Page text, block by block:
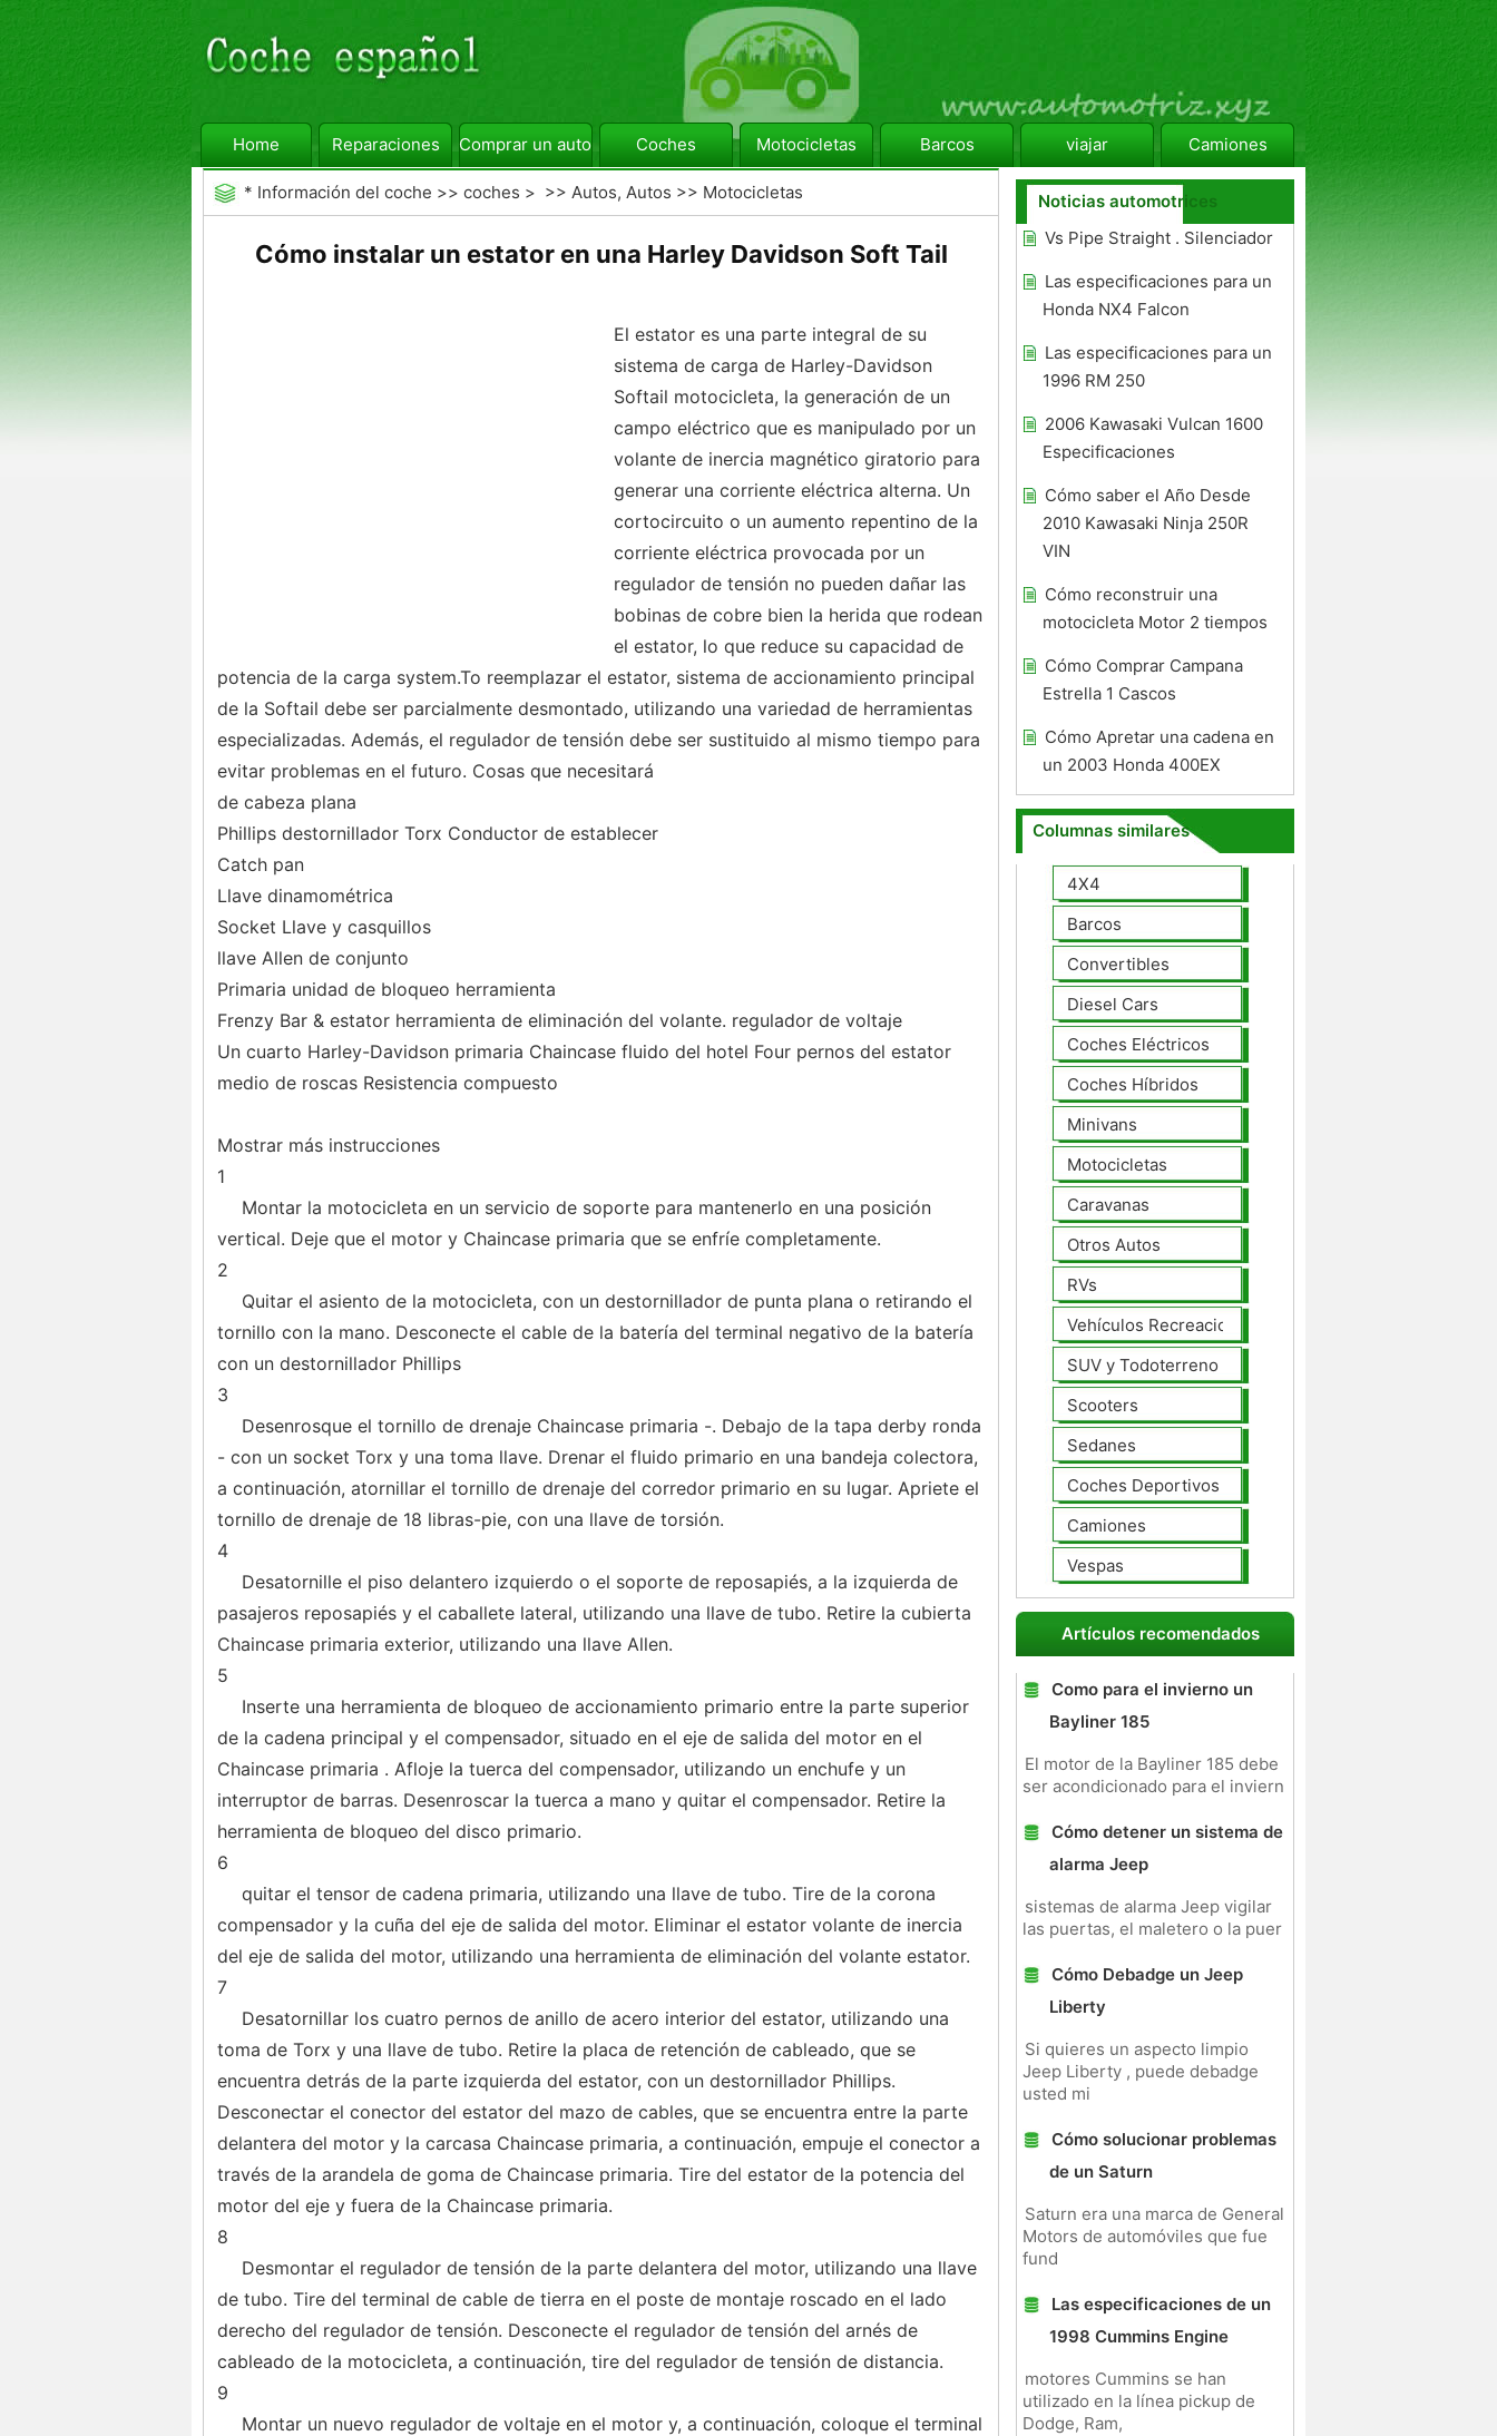
Home Reparaciones Comprar un automóvil Coches Motocicletas Barcos viajar Camiones
* Información del coche >> coches > >> Autos, Autos >> Motocicletas
Cómo instalar un estator en una Harley Davidson Soft Tail
El estator es una parte integral de su
sistema de carga de Harley-Davidson
Softail motocicleta, la generación de un
campo eléctrico que es manipulado por un
volante de inercia magnético giratorio para
generar una corriente eléctrica alterna. Un
cortocircuito o un aumento repentino de la
corriente eléctrica provocada por un
regulador de tensión no pueden dañar las
bobinas de cobre bien la herida que rodean
el estator, lo que reduce su capacidad de
potencia de la carga system.To reemplazar el estator, sistema de accionamiento principal
de la Softail debe ser parcialmente desmontado, utilizando una variedad de herramientas
especializadas. Además, el regulador de tensión debe ser sustituido al mismo tiempo para
evitar problemas en el futuro. Cosas que necesitará
de cabeza plana
Phillips destornillador Torx Conductor de establecer
Catch pan
Llave dinamométrica
Socket Llave y casquillos
llave Allen de conjunto
Primaria unidad de bloqueo herramienta
Frenzy Bar & estator herramienta de eliminación del volante. regulador de voltaje
Un cuarto Harley-Davidson primaria Chaincase fluido del hotel Four pernos del estator
medio de roscas Resistencia compuesto
Mostrar más instrucciones
1
Montar la motocicleta en un servicio de soporte para mantenerlo en una posición
vertical. Deje que el motor y Chaincase primaria que se enfríe completamente.
2
Quitar el asiento de la motocicleta, con un destornillador de punta plana o retirando el
tornillo con la mano. Desconecte el cable de la batería del terminal negativo de la batería
con un destornillador Phillips
3
Desenrosque el tornillo de drenaje Chaincase primaria -. Debajo de la tapa derby ronda
- con un socket Torx y una toma llave. Drenar el fluido primario en una bandeja colectora,
a continuación, atornillar el tornillo de drenaje del corredor primario en su lugar. Apriete el
tornillo de drenaje de 18 libras-pie, con una llave de torsión.
4
Desatornille el piso delantero izquierdo o el soporte de reposapiés, a la izquierda de
pasajeros reposapiés y el caballete lateral, utilizando una llave de tubo. Retire la cubierta
Chaincase primaria exterior, utilizando una llave Allen.
5
Inserte una herramienta de bloqueo de accionamiento primario entre la parte superior
de la cadena principal y el compensador, situado en el eje de salida del motor en el
Chaincase primaria . Afloje la tuerca del compensador, utilizando un enchufe y un
interruptor de barras. Desenroscar la tuerca a mano y quitar el compensador. Retire la
herramienta de bloqueo del disco primario.
6
quitar el tensor de cadena primaria, utilizando una llave de tubo. Tire de la corona
compensador y la cuña del eje de salida del motor. Eliminar el estator volante de inercia
del eje de salida del motor, utilizando una herramienta de eliminación del volante estator.
7
Desatornillar los cuatro pernos de anillo de acero interior del estator, utilizando una
toma de Torx y una llave de tubo. Retire la placa de retención de cableado, que se
encuentra detrás de la parte izquierda del estator, con un destornillador Phillips.
Desconectar el conector del estator del mazo de cables, que se encuentra entre la parte
delantera del motor y la carcasa Chaincase primaria, a continuación, empuje el conector a
través de la arandela de goma de Chaincase primaria. Tire del estator de la potencia del
motor del eje y fuera de la Chaincase primaria.
8
Desmontar el regulador de tensión de la parte delantera del motor, utilizando una llave
de tubo. Tire del terminal de cable de tierra en el poste de montaje roscado en el lado
derecho del regulador de tensión. Desconecte el regulador de tensión del arnés de
cableado de la motocicleta, a continuación, tire del regulador de tensión de distancia.
9
Montar un nuevo regulador de voltaje en el motor y, a continuación, coloque el terminal
Noticias automotrices
Vs Pipe Straight . Silenciador
Las especificaciones para un
Honda NX4 Falcon
Las especificaciones para un
1996 RM 250
2006 Kawasaki Vulcan 1600
Especificaciones
Cómo saber el Año Desde
2010 Kawasaki Ninja 250R
VIN
Cómo reconstruir una
motocicleta Motor 2 tiempos
Cómo Comprar Campana
Estrella 1 Cascos
Cómo Apretar una cadena en
un 2003 Honda 400EX
Columnas similares
4X4
Barcos
Convertibles
Diesel Cars
Coches Eléctricos
Coches Híbridos
Minivans
Motocicletas
Caravanas
Otros Autos
RVs
Vehículos Recreacionales
SUV y Todoterreno
Scooters
Sedanes
Coches Deportivos
Camiones
Vespas
Artículos recomendados
Como para el invierno un
Bayliner 185
El motor de la Bayliner 185 debe
ser acondicionado para el inviern
Cómo detener un sistema de
alarma Jeep
sistemas de alarma Jeep vigilar
las puertas, el maletero o la puer
Cómo Debadge un Jeep
Liberty
Si quieres un aspecto limpio
Jeep Liberty , puede debadge
usted mi
Cómo solucionar problemas
de un Saturn
Saturn era una marca de General
Motors de automóviles que fue
fund
Las especificaciones de un
1998 Cummins Engine
motores Cummins se han
utilizado en la línea pickup de
Dodge, Ram,